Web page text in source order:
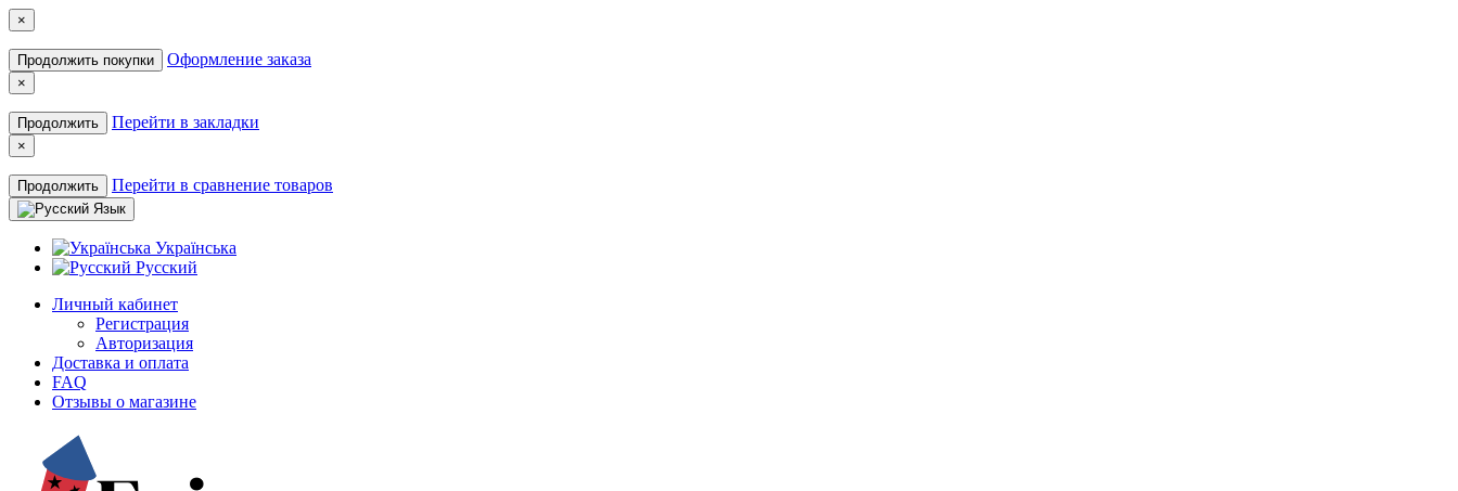
×
Продолжить покупки Оформление заказа
×
Продолжить Перейти в закладки
×
Продолжить Перейти в сравнение товаров
Язык
Українська
Русский
Личный кабинет
Регистрация
Авторизация
Доставка и оплата
FAQ
Отзывы о магазине